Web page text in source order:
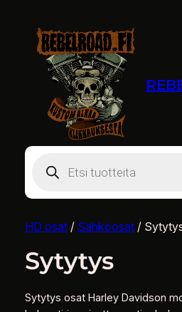
search
HD osat/ Sähköosat/
Sytytys
Sytytys osat Harley Davidson